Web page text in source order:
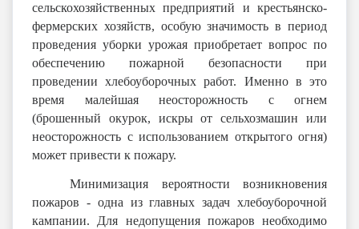
сельскохозяйственных предприятий и крестьянско-
фермерских хозяйств, особую значимость в период
проведения уборки урожая приобретает вопрос по
обеспечению пожарной безопасности при
проведении хлебоуборочных работ. Именно в это
время малейшая неосторожность с огнем
(брошенный окурок, искры от сельхозмашин или
неосторожность с использованием открытого огня)
может привести к пожару.
Минимизация вероятности возникновения
пожаров - одна из главных задач хлебоуборочной
кампании. Для недопущения пожаров необходимо